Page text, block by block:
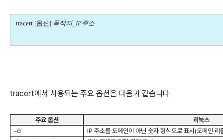
tracert [옵션] 목적지_IP주소
tracert에서 사용되는 주요 옵션은 다음과 같습니다
주요 옵션
리눅스
-d
IP주소를 도메인이 아닌 숫자 형식으로 표시(도메인 리